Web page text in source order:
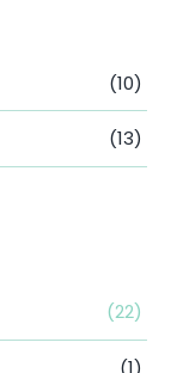
(10)
(13)
(22)
(1)